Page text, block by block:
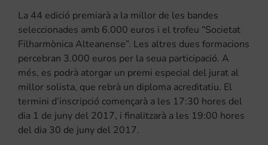
La 44 edició premiarà a la millor de les bandes
seleccionades amb 6.000 euros i el trofeu “Societat
Filharmònica Alteanense”. Les altres dues formacions
percebran 3.000 euros per la seua participació. A
més, es podrà atorgar un premi especial del jurat al
millor solista, que rebrà un diploma acreditatiu. El
termini d’inscripció començarà a les 17:30 hores del
dia 1 de juny del 2017, i finalitzarà a les 19:00 hores
del dia 30 de juny del 2017.